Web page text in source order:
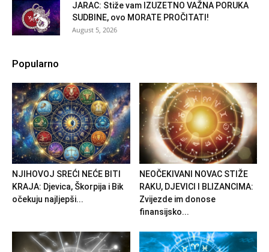
JARAC: Stiže vam IZUZETNO VAŽNA PORUKA
SUDBINE, ovo MORATE PROČITATI!
August 5, 2026
Popularno
NJIHOVOJ SREĆI NEĆE BITI
KRAJA: Djevica, Škorpija i Bik
očekuju najljepši...
NEOČEKIVANI NOVAC STIŽE
RAKU, DJEVICI I BLIZANCIMA:
Zvijezde im donose
finansijsko...